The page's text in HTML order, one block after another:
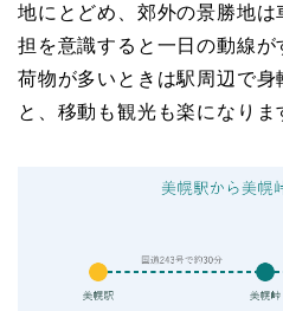
地にとどめ、郊外の景勝地
担を意識すると一日の動線が
荷物が多いときは駅周辺で身
と、移動も観光も楽になりま